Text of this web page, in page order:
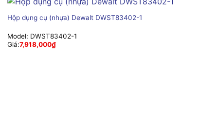
Hộp dụng cụ (nhựa) Dewalt DWST83402-1
Model: DWST83402-1
Giá:7,918,000₫